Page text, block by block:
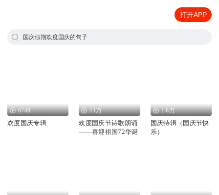
打开APP
国庆假期欢度国庆的句子
6788
欢度国庆专辑
11万
欢度国庆节诗歌朗诵
——喜迎祖国72华诞
1.6万
国庆特辑（国庆节快
乐）